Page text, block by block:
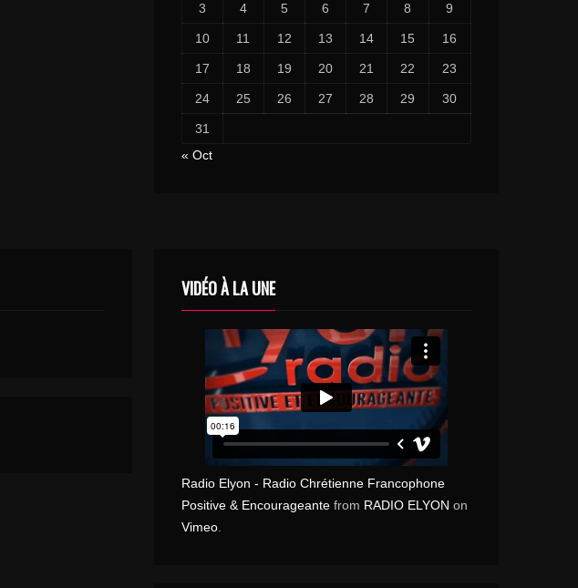
3 4 5 6 7 8 9
10 11 12 13 14 15 16
17 18 19 20 21 22 23
24 25 26 27 28 29 30
31
« Oct
VIDÉO À LA UNE
Radio Elyon - Radio Chrétienne Francophone
Positive & Encourageantefrom RADIO ELYON on
Vimeo.